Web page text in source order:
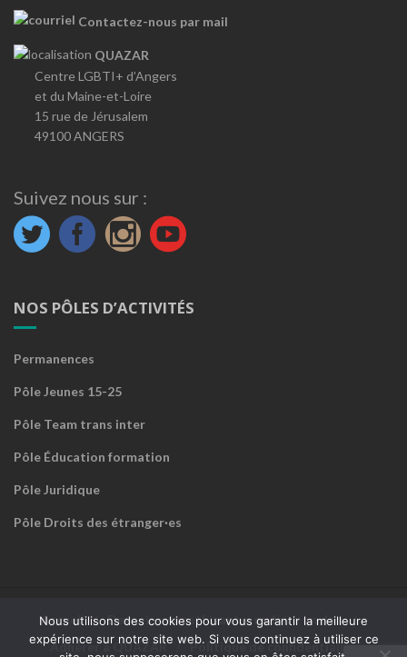
Contactez-nous par mail
QUAZAR
Centre LGBTI+ d’Angers
et du Maine-et-Loire
15 rue de Jérusalem
49100 ANGERS
Suivez nous sur :
NOS PÔLES D’ACTIVITÉS
Permanences
Pôle Jeunes 15-25
Pôle Team trans inter
Pôle Éducation formation
Pôle Juridique
Pôle Droits des étranger·es
Accueil
Devenir sympathisant·e ou faire un don
Adhérer à QUAZAR
Politique de confidentialité
Nous utilisons des cookies pour vous garantir la meilleure
expérience sur notre site web. Si vous continuez à utiliser ce